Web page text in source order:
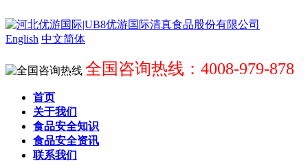
English 中文简体
全国咨询热线：4008-979-878
首页
关于我们
食品安全知识
食品安全资讯
联系我们